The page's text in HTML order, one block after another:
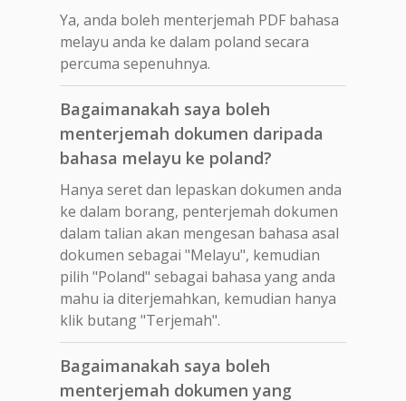
Ya, anda boleh menterjemah PDF bahasa
melayu anda ke dalam poland secara
percuma sepenuhnya.
Bagaimanakah saya boleh
menterjemah dokumen daripada
bahasa melayu ke poland?
Hanya seret dan lepaskan dokumen anda
ke dalam borang, penterjemah dokumen
dalam talian akan mengesan bahasa asal
dokumen sebagai "Melayu", kemudian
pilih "Poland" sebagai bahasa yang anda
mahu ia diterjemahkan, kemudian hanya
klik butang "Terjemah".
Bagaimanakah saya boleh
menterjemah dokumen yang